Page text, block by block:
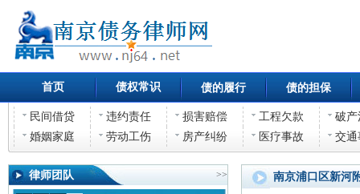
首页 债权常识 债的履行 债的担保
民间借贷 违约责任 损害赔偿 工程欠款
破产
婚姻家庭
劳动工伤 房产纠纷 医疗事故 交通
律师团队 >> 南京浦口区新河